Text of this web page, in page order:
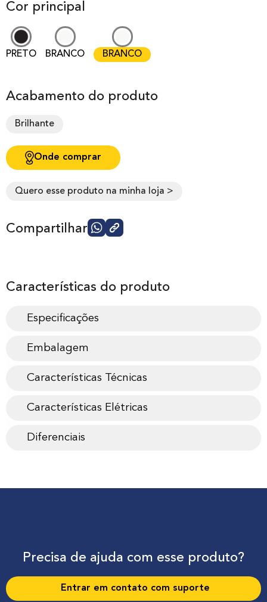
Cor principal
PRETO BRANCO BRANCO
Acabamento do produto
Brilhante
Onde comprar
Quero esse produto na minha loja >
Compartilhar
Características do produto
Especificações
Embalagem
Características Técnicas
Características Elétricas
Diferenciais
Precisa de ajuda com esse produto?
Entrar em contato com suporte